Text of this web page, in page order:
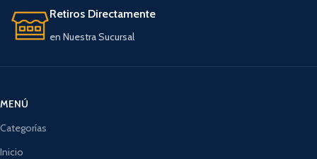
Retiros Directamente
en Nuestra Sucursal
MENÚ
Categorías
Inicio